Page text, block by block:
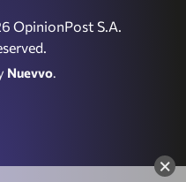
×
OpinionPost S.A.
Nuevvo.